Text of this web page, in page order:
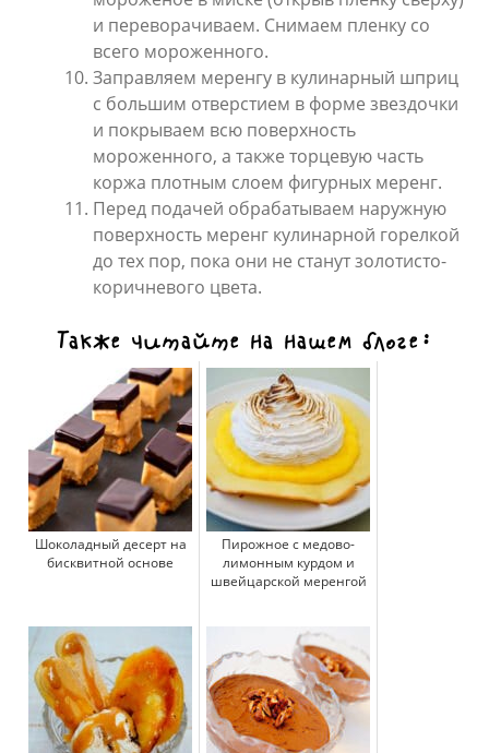
и переворачиваем. Снимаем пленку со
всего мороженного.
Заправляем меренгу в кулинарный шприц
с большим отверстием в форме звездочки
и покрываем всю поверхность
мороженного, а также торцевую часть
коржа плотным слоем фигурных меренг.
Перед подачей обрабатываем наружную
поверхность меренг кулинарной горелкой
до тех пор, пока они не станут золотисто-
коричневого цвета.
Также читайте на нашем блоге:
Шоколадный десерт на
бисквитной основе
Пирожное с медово-
лимонным курдом и
швейцарской меренгой